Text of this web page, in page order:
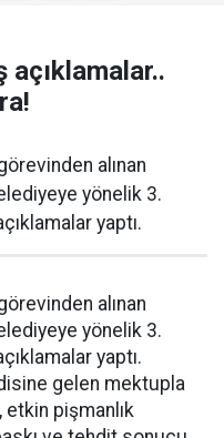
açıklamalar..
alınan
yönelik 3.
yaptı.
alınan
yönelik 3.
yaptı.
gelen mektupla
pişmanlık